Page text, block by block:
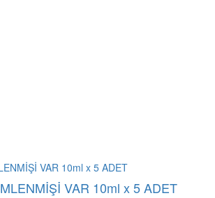
VAR 10ml x 5 ADET